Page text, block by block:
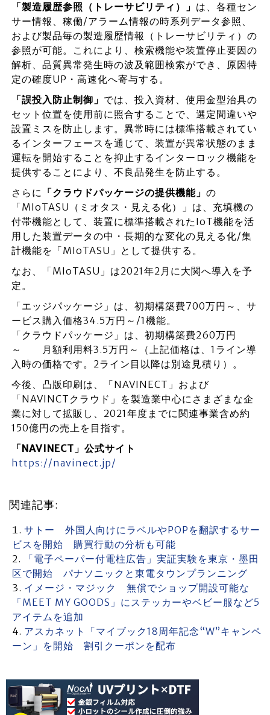
「製造履歴参照（トレーサビリティ）」 は、各種セン
サー情報、稼働/アラーム情報の時系列データ参照、
および製品毎の製造履歴情報（トレーサビリティ）の
参照が可能。これにより、検索機能や装置停止要因の
解析、品質異常発生時の波及範囲検索ができ、原因特
定の確度UP・高速化へ寄与する。
「誤投入防止制御」 では、投入資材、使用金型治具の
セット位置を使用前に照合することで、選定間違いや
設置ミスを防止します。異常時には標準搭載されてい
るインターフェースを通じて、装置が異常状態のまま
運転を開始することを抑止するインターロック機能を
提供することにより、不良品発生を防止する。
さらに 「クラウドパッケージの提供機能」 の
「MIoTASU（ミオタス・見える化）」は、充填機の
付帯機能として、装置に標準搭載されたIoT機能を活
用した装置データの中・長期的な変化の見える化/集
計機能を「MIoTASU」として提供する。
なお、「MIoTASU」は2021年2月に大関へ導入を予
定。
「エッジパッケージ」は、初期構築費700万円～、サ
ービス購入価格34.5万円～/1機能。
「クラウドパッケージ」は、初期構築費260万円
～ 月額利用料3.5万円～（上記価格は、1ライン導
入時の価格です。2ライン目以降は別途見積り）。
今後、凸版印刷は、「NAVINECT」および
「NAVINCTクラウド」を製造業中心にさまざまな企
業に対して拡販し、2021年度までに関連事業含め約
150億円の売上を目指す。
「NAVINECT」公式サイト
https://navinect.jp/
関連記事:
サトー 外国人向けにラベルやPOPを翻訳するサー
ビスを開始 購買行動の分析も可能
「電子ペーパー付電柱広告」実証実験を東京・墨田
区で開始 パナソニックと東電タウンプランニング
イメージ・マジック 無償でショップ開設可能な
「MEET MY GOODS」にステッカーやベビー服など5
アイテムを追加
アスカネット「マイブック18周年記念“W”キャンペ
ーン」を開始 割引クーポンを配布